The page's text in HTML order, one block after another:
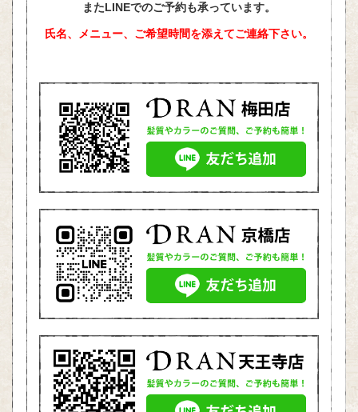
またLINEでのご予約も承っています。
氏名、メニュー、ご希望時間を添えてご連絡下さい。